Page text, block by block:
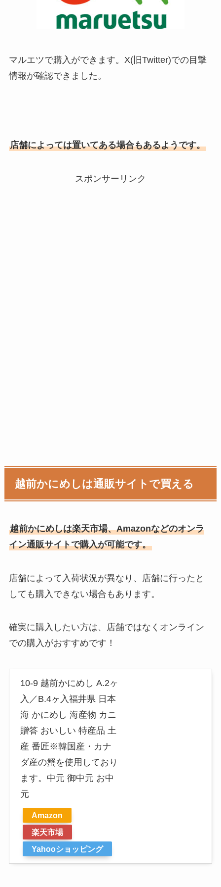
マルエツで購入ができます。X(旧Twitter)での目撃
情報が確認できました。
店舗によっては置いてある場合もあるようです。
スポンサーリンク
越前かにめしは通販サイトで買える
越前かにめしは楽天市場、Amazonなどのオンラ
イン通販サイトで購入が可能です。
店舗によって入荷状況が異なり、店舗に行ったと
しても購入できない場合もあります。
確実に購入したい方は、店舗ではなくオンライン
での購入がおすすめです！
10-9 越前かにめし A.2ヶ
入／B.4ヶ入福井県 日本
海 かにめし 海産物 カニ
贈答 おいしい 特産品 土
産 番匠※韓国産・カナ
ダ産の蟹を使用しており
ます。中元 御中元 お中
元
Amazon
楽天市場
Yahooショッピング